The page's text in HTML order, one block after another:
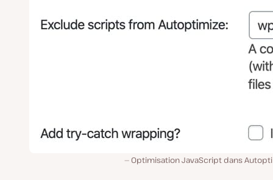
Optimisation JavaScript dans